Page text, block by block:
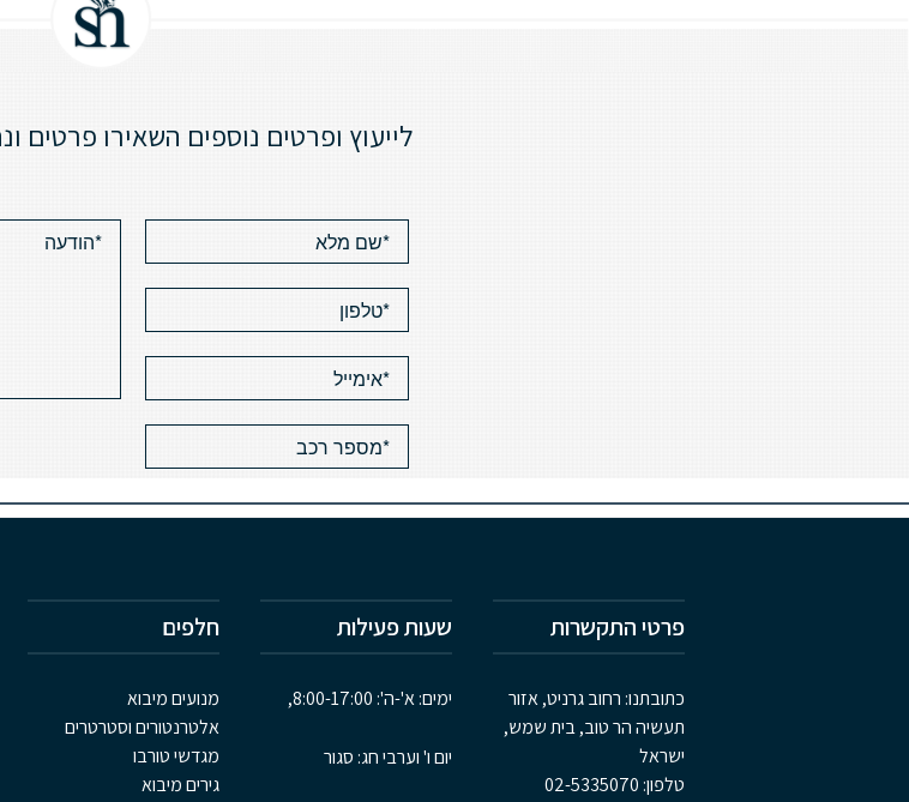
לייעוץ ופרטים נוספים השאירו פרטים
פרטי התקשרות
כתובתנו: רחוב גרניט, אזור
תעשיה הר טוב, בית שמש,
ישראל
טלפון: 02-5335070
שעות פעילות
ימים: א'-ה': 8:00-17:00,
יום ו' וערבי חג: סגור
חלפים
מנועים מיבוא
אלטרנטורים וסטרטרים
מגדשי טורבו
גירים מיבוא